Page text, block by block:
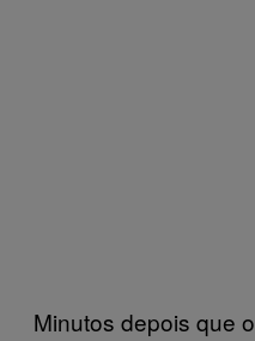
Minutos depois que